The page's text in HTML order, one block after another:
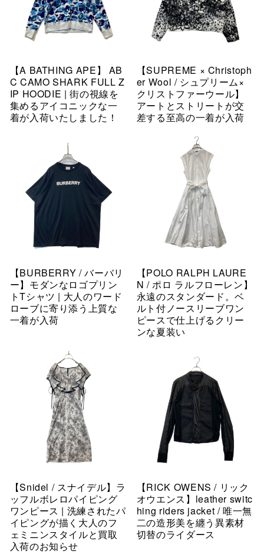
【A BATHING APE】 AB
C CAMO SHARK FULL Z
IP HOODIE | 街の視線を
集めるアイコニックな一
着が入荷いたしました！
【SUPREME × Christoph
er Wool / シュプリーム×
クリストファーウール】
アートとストリートが交
差する至高の一着が入荷
【BURBERRY / バーバリ
ー】モダンなロゴプリン
トTシャツ | 大人のワード
ローブに寄り添う上質な
一着が入荷
【POLO RALPH LAURE
N / ポロ ラルフローレン】
永遠のスタンダード。ベ
ルト付ノースリーブワン
ピースで仕上げるクリー
ンな夏装い
【Snidel / スナイデル】ラ
ッフルボレロパイピング
ワンピース | 洗練されたパ
イピングが描く大人のフ
ェミニンスタイルと買取
入荷のお知らせ
【RICK OWENS / リック
オウエンス】leather switc
hing riders jacket / 唯一無
二の造形美を纏う異素材
切替のライダース